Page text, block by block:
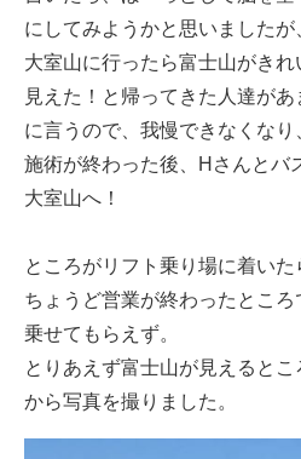
にしてみようかと思いましたが
大室山に行ったら富士山がきれ
見えた！と帰ってきた人達があ
に言うので、我慢できなくなり
施術が終わった後、Hさんとバ
大室山へ！
ところがリフト乗り場に着いた
ちょうど営業が終わったところ
乗せてもらえず。
とりあえず富士山が見えるとこ
から写真を撮りました。